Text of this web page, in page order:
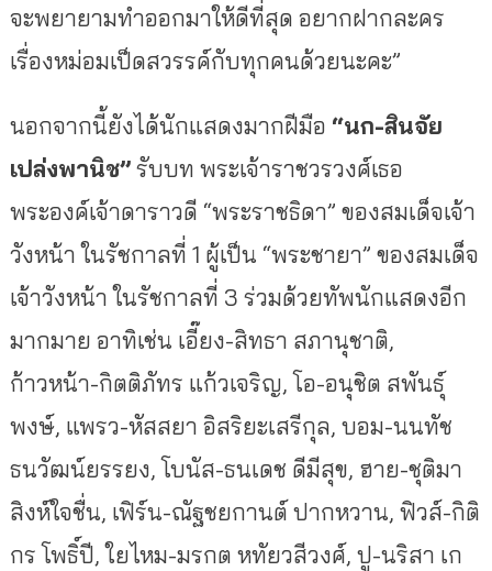
จะพยายามทำออกมาให้ดีที่สุด อยากฝากละคร
เรื่องหม่อมเป็ดสวรรค์กับทุกคนด้วยนะคะ”
นอกจากนี้ยังได้นักแสดงมากฝีมือ “นก-สินจัย
เปล่งพานิช”รับบท พระเจ้าราชวรวงศ์เธอ
พระองค์เจ้าดาราวดี “พระราชธิดา” ของสมเด็จเจ้า
วังหน้า ในรัชกาลที่ 1 ผู้เป็น “พระชายา” ของสมเด็จ
เจ้าวังหน้า ในรัชกาลที่ 3 ร่วมด้วยทัพนักแสดงอีก
มากมาย อาทิเช่น เอี๊ยง-สิทธา สภานุชาติ,
ก้าวหน้า-กิตติภัทร แก้วเจริญ, โอ-อนุชิต สพันธุ์
พงษ์, แพรว-หัสสยา อิสริยะเสรีกุล, บอม-นนทัช
ธนวัฒน์ยรรยง, โบนัส-ธนเดช ดีมีสุข, ฮาย-ชุติมา
สิงห์ใจชื่น, เฟิร์น-ณัฐชยกานต์ ปากหวาน, ฟิวส์-กิติ
กร โพธิ์ปี, ใยไหม-มรกต หทัยวสีวงศ์, ปู-นริสา เก